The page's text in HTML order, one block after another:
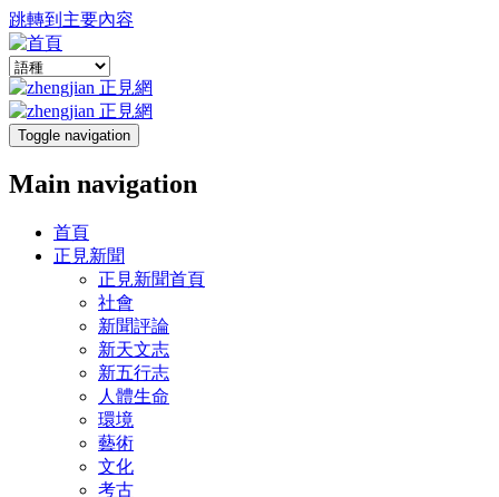
跳轉到主要內容
Toggle navigation
Main navigation
首頁
正見新聞
正見新聞首頁
社會
新聞評論
新天文志
新五行志
人體生命
環境
藝術
文化
考古